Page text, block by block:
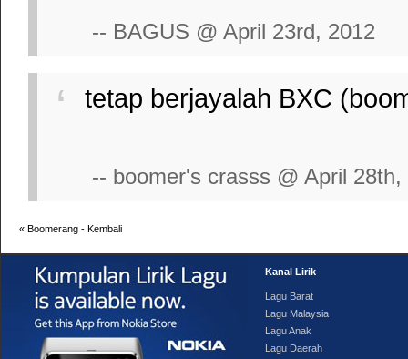
-- BAGUS @ April 23rd, 2012
tetap berjayalah BXC
-- boomer's crasss @ April 28th,
« Boomerang - Kembali
Kanal Lirik
Lagu Barat
Lagu Malaysia
Lagu Anak
Lagu Daerah